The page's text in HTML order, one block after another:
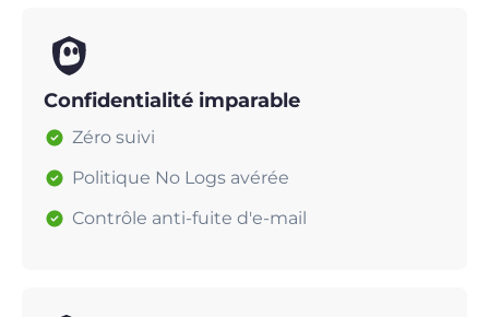
Confidentialité imparable
Zéro suivi
Politique No Logs avérée
Contrôle anti-fuite d'e-mail